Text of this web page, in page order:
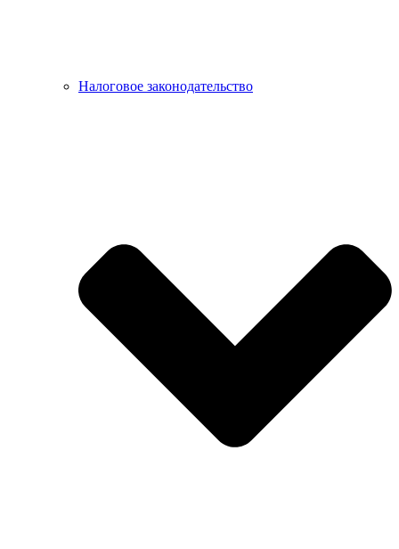
Налоговое законодательство